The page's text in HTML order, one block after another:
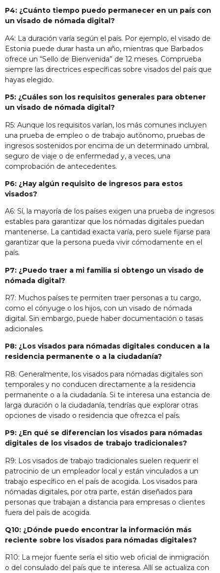
P4: ¿Cuánto tiempo puedo permanecer en un país con
un visado de nómada digital?
A4: La duración varía según el país. Por ejemplo, el visado de
Estonia puede durar hasta un año, mientras que Barbados
ofrece un “Sello de Bienvenida” de 12 meses. Comprueba
siempre las directrices específicas sobre visados del país que
hayas elegido.
P5: ¿Cuáles son los requisitos generales para obtener
un visado de nómada digital?
R5: Aunque los requisitos varían, los más comunes incluyen
una prueba de empleo o de trabajo autónomo, pruebas de
ingresos sostenidos por encima de un determinado umbral,
seguro de viaje o de enfermedad y, a veces, una
comprobación de antecedentes.
P6: ¿Hay algún requisito de ingresos para estos
visados?
A6: Sí, la mayoría de los países exigen una prueba de ingresos
estables para garantizar que los nómadas digitales puedan
mantenerse. La cantidad exacta varía, pero suele fijarse para
garantizar que la persona pueda vivir cómodamente en el
país.
P7: ¿Puedo traer a mi familia si obtengo un visado de
nómada digital?
R7: Muchos países te permiten traer personas a tu cargo,
como el cónyuge o los hijos, con un visado de nómada
digital. Sin embargo, puede haber documentación o tasas
adicionales.
P8: ¿Los visados para nómadas digitales conducen a la
residencia permanente o a la ciudadanía?
R8: Generalmente, los visados para nómadas digitales son
temporales y no conducen directamente a la residencia
permanente o a la ciudadanía. Si te interesa una estancia de
larga duración o la ciudadanía, tendrías que explorar otras
opciones de visado o residencia que ofrezca el país.
P9: ¿En qué se diferencian los visados para nómadas
digitales de los visados de trabajo tradicionales?
R9: Los visados de trabajo tradicionales suelen requerir el
patrocinio de un empleador local y están vinculados a un
trabajo específico en el país de acogida. Los visados para
nómadas digitales, por otra parte, están diseñados para
personas que trabajan a distancia para empresas o clientes
fuera del país de acogida.
Q10: ¿Dónde puedo encontrar la información más
reciente sobre los visados para nómadas digitales?
R10: La mejor fuente sería el sitio web oficial de inmigración
o del consulado del país que te interesa. Allí se actualiza con